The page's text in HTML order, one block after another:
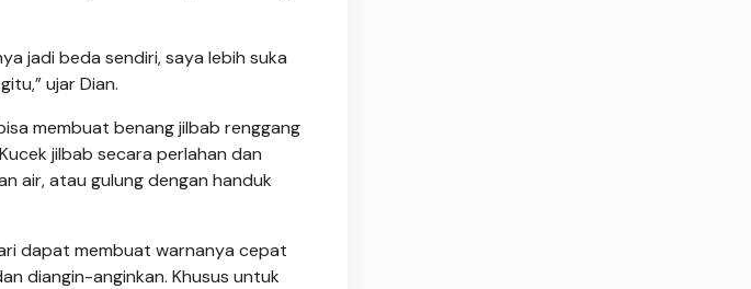
jadi beda sendiri, saya lebih suka
ujar Dian.
membuat benang jilbab renggang
jilbab secara perlahan dan
air, atau gulung dengan handuk
dapat membuat warnanya cepat
diangin-anginkan. Khusus untuk